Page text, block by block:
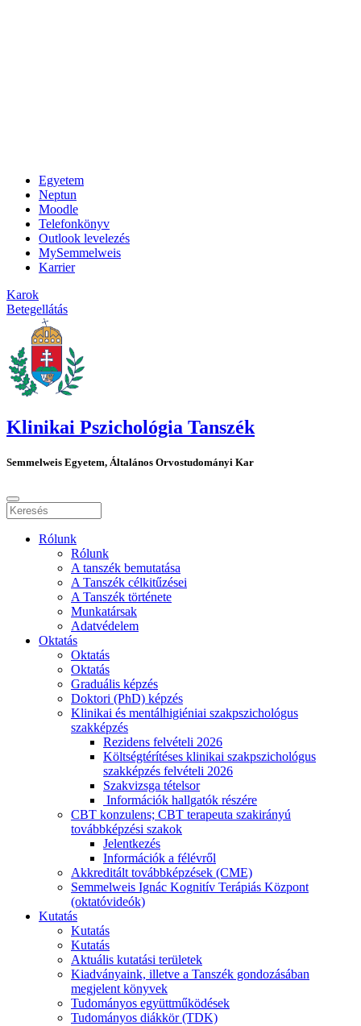
Egyetem
Neptun
Moodle
Telefonkönyv
Outlook levelezés
MySemmelweis
Karrier
Karok
Betegellátás
Klinikai Pszichológia Tanszék
Semmelweis Egyetem, Általános Orvostudományi Kar
Rólunk
Rólunk
A tanszék bemutatása
A Tanszék célkitűzései
A Tanszék története
Munkatársak
Adatvédelem
Oktatás
Oktatás
Oktatás
Graduális képzés
Doktori (PhD) képzés
Klinikai és mentálhigiéniai szakpszichológus
szakképzés
Rezidens felvételi 2026
Költségtérítéses klinikai szakpszichológus
szakképzés felvételi 2026
Szakvizsga tételsor
Információk hallgatók részére
CBT konzulens; CBT terapeuta szakirányú
továbbképzési szakok
Jelentkezés
Információk a félévről
Akkreditált továbbképzések (CME)
Semmelweis Ignác Kognitív Terápiás Központ
(oktatóvideók)
Kutatás
Kutatás
Kutatás
Aktuális kutatási területek
Kiadványaink, illetve a Tanszék gondozásában
megjelent könyvek
Tudományos együttműködések
Tudományos diákkör (TDK)